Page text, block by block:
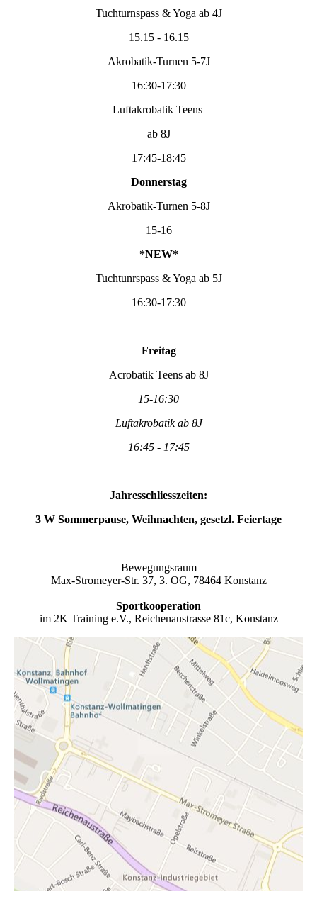
Tuchturnspass & Yoga ab 4J
15.15 - 16.15
Akrobatik-Turnen 5-7J
16:30-17:30
Luftakrobatik Teens
ab 8J
17:45-18:45
Donnerstag
Akrobatik-Turnen 5-8J
15-16
*NEW*
Tuchtunrspass & Yoga ab 5J
16:30-17:30
Freitag
Acrobatik Teens ab 8J
15-16:30
Luftakrobatik ab 8J
16:45 - 17:45
Jahresschliesszeiten:
3 W Sommerpause, Weihnachten, gesetzl. Feiertage
Bewegungsraum
Max-Stromeyer-Str. 37, 3. OG, 78464 Konstanz
Sportkooperation
im 2K Training e.V., Reichenaustrasse 81c, Konstanz